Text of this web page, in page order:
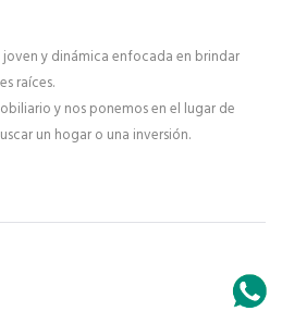
joven y dinámica enfocada en brindar
raíces.
y nos ponemos en el lugar de
un hogar o una inversión.